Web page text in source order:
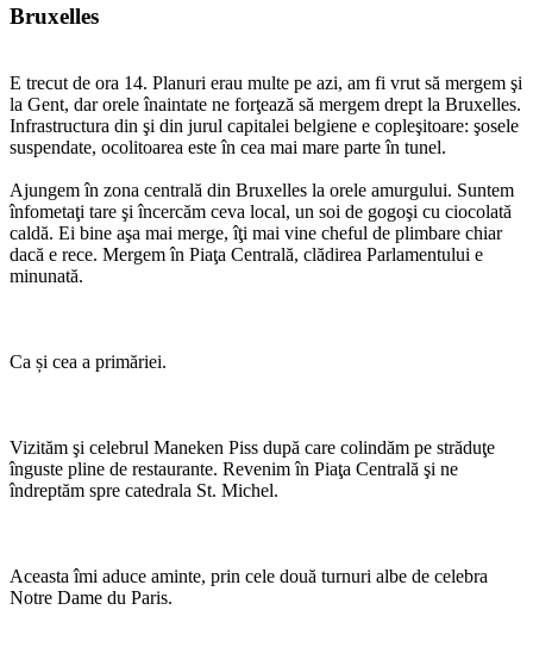
Bruxelles
E trecut de ora 14. Planuri erau multe pe azi, am fi vrut să mergem şi
la Gent, dar orele înaintate ne forţează să mergem drept la Bruxelles.
Infrastructura din şi din jurul capitalei belgiene e copleşitoare: şosele
suspendate, ocolitoarea este în cea mai mare parte în tunel.
Ajungem în zona centrală din Bruxelles la orele amurgului. Suntem
înfometaţi tare şi încercăm ceva local, un soi de gogoşi cu ciocolată
caldă. Ei bine aşa mai merge, îţi mai vine cheful de plimbare chiar
dacă e rece. Mergem în Piaţa Centrală, clădirea Parlamentului e
minunată.
Ca și cea a primăriei.
Vizităm şi celebrul Maneken Piss după care colindăm pe străduţe
înguste pline de restaurante. Revenim în Piaţa Centrală şi ne
îndreptăm spre catedrala St. Michel.
Aceasta îmi aduce aminte, prin cele două turnuri albe de celebra
Notre Dame du Paris.